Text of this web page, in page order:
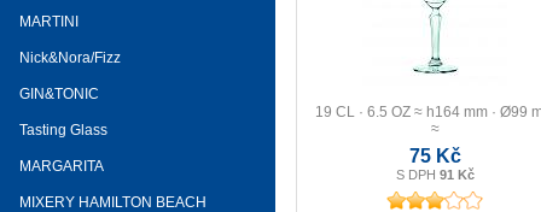
MARTINI
Nick&Nora/Fizz
GIN&TONIC
Tasting Glass
MARGARITA
MIXERY HAMILTON BEACH
19 CL · 6.5 OZ ≈ h164 mm · Ø99
≈
75 Kč
S DPH 91 Kč